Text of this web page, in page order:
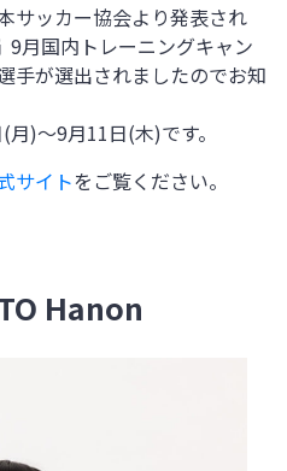
サッカー協会より発表され
月国内トレーニングキャン
手が選出されましたのでお知
月)～9月11日(木)です。
サイトをご覧ください。
Hanon